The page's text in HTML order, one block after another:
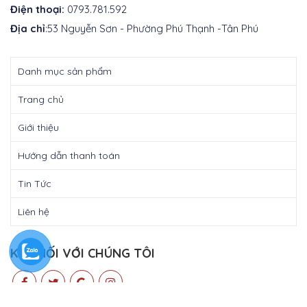
Điện thoại: 0793.781.592
Địa chỉ:53 Nguyễn Sơn - Phường Phú Thạnh -Tân Phú
Danh mục sản phẩm
Trang chủ
Giới thiệu
Hướng dẫn thanh toán
Tin Tức
Liên hệ
KẾT NỐI VỚI CHÚNG TÔI